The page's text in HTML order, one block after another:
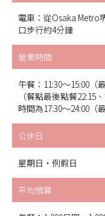
電車：從Osaka Metro
口步行約4分鐘
營業時間
午餐：11:30～15:00（
（餐點最後點餐
時間為17:30～24:00（
公休日
星期日・例假日
平均預算